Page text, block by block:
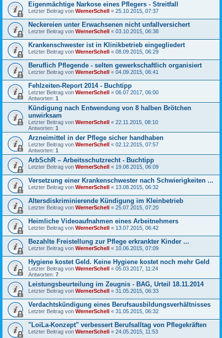
Eigenmächtige Narkose eines Pflegers - Streitfall
Letzter Beitrag von WernerSchell « 25.10.2015, 07:37
Neckereien unter Erwachsenen nicht unfallversichert
Letzter Beitrag von WernerSchell « 03.10.2015, 06:38
Krankenschwester ist in Klinikbetrieb eingegliedert
Letzter Beitrag von WernerSchell « 08.09.2015, 06:29
Beruflich Pflegende - selten gewerkschaftlich organisiert
Letzter Beitrag von WernerSchell « 04.09.2015, 06:41
Fehlzeiten-Report 2014 - Buchtipp
Letzter Beitrag von WernerSchell « 06.07.2017, 06:00
Antworten: 1
Kündigung nach Entwendung von 8 halben Brötchen
unwirksam
Letzter Beitrag von WernerSchell « 22.11.2015, 08:10
Antworten: 1
Arzneimittel in der Pflege sicher handhaben
Letzter Beitrag von WernerSchell « 02.12.2015, 07:57
Antworten: 1
ArbSchR – Arbeitsschutzrecht - Buchtipp
Letzter Beitrag von WernerSchell « 19.08.2015, 06:09
Versetzung einer Krankenschwester nach Schwierigkeiten ...
Letzter Beitrag von WernerSchell « 13.08.2015, 06:32
Altersdiskriminierende Kündigung im Kleinbetrieb
Letzter Beitrag von WernerSchell « 25.07.2015, 07:20
Heimliche Videoaufnahmen eines Arbeitnehmers
Letzter Beitrag von WernerSchell « 13.07.2015, 06:42
Bezahlte Freistellung zur Pflege erkrankter Kinder ...
Letzter Beitrag von WernerSchell « 10.06.2015, 07:09
Hygiene kostet Geld. Keine Hygiene kostet noch mehr Geld
Letzter Beitrag von WernerSchell « 05.03.2017, 11:24
Antworten: 7
Leistungsbeurteilung im Zeugnis - BAG, Urteil 18.11.2014
Letzter Beitrag von WernerSchell « 31.05.2015, 06:33
Verdachtskündigung eines Berufsausbildungsverhältnisses
Letzter Beitrag von WernerSchell « 31.05.2015, 06:32
"LoiLa-Konzept" verbessert Berufsalltag von Pflegekräften
Letzter Beitrag von WernerSchell « 24.05.2015, 11:53